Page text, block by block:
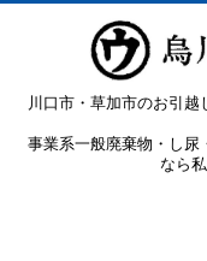
川口市・草加市のお引越
事業系一般廃棄物・し尿
なら